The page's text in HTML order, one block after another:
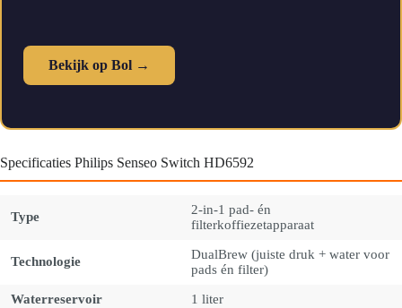
Bekijk op Bol →
Specificaties Philips Senseo Switch HD6592
Type
2-in-1 pad- én
filterkoffiezetapparaat
Technologie
DualBrew (juiste druk + water voor
pads én filter)
Waterreservoir 1 liter